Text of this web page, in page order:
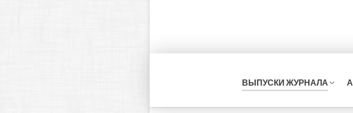
ВЫПУСКИ ЖУРНАЛА